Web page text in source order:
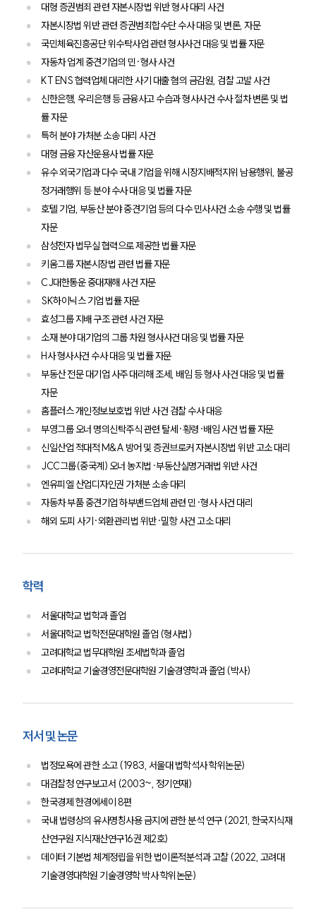
대형 증권범죄 관련 자본시장법 위반 형사 대리 사건
자본시장법 위반 관련 증권범죄합수단 수사 대응 및 변론, 자문
국민체육진흥공단 위수탁사업 관련 형사사건 대응 및 법률 자문
자동차 업계 중견기업의 민·형사 사건
KT ENS 협력업체 대리한 사기 대출 혐의 금감원, 검찰 고발 사건
신한은행, 우리은행 등 금융사고 수습과 형사사건 수사 절차 변론 및 법
률 자문
특허 분야 가처분 소송 대리 사건
대형 금융 자산운용사 법률 자문
유수 외국기업과 다수 국내 기업을 위해 시장지배적지위 남용행위, 불공
정거래행위 등 분야 수사 대응 및 법률 자문
호텔 기업, 부동산 분야 중견기업 등의 다수 민사사건 소송 수행 및 법률
자문
삼성전자 법무실 협력으로 제공한 법률 자문
키움그룹 자본시장법 관련 법률 자문
CJ대한통운 중대재해 사건 자문
SK하이닉스 기업 법률 자문
효성그룹 지배 구조 관련 사건 자문
소재 분야 대기업의 그룹 차원 형사사건 대응 및 법률 자문
H사 형사사건 수사 대응 및 법률 자문
부동산 전문 대기업 사주 대리해 조세, 배임 등 형사 사건 대응 및 법률
자문
홈플러스 개인정보보호법 위반 사건 검찰 수사 대응
부영그룹 오너 명의신탁주식 관련 탈세·횡령·배임 사건 법률 자문
신일산업 적대적 M&A 방어 및 증권브로커 자본시장법 위반 고소 대리
JCC그룹(중국계) 오너 농지법·부동산실명거래법 위반 사건
엔유피엘 산업디자인권 가처분 소송 대리
자동차 부품 중견기업 하부밴드업체 관련 민·형사 사건 대리
해외 도피 사기·외환관리법 위반·밀항 사건 고소 대리
학력
서울대학교 법학과 졸업
서울대학교 법학전문대학원 졸업 (형사법)
고려대학교 법무대학원 조세법학과 졸업
고려대학교 기술경영전문대학원 기술경영학과 졸업 (박사)
저서 및 논문
법정모욕에 관한 소고 (1983, 서울대 법학석사 학위논문)
대검찰청 연구보고서 (2003~, 정기연재)
한국경제 한경에세이 8편
국내 법령상의 유사명칭사용 금지에 관한 분석 연구 (2021, 한국지식재
산연구원 지식재산연구16권 제2호)
데이터 기본법 체계정립을 위한 법이론적분석과 고찰 (2022, 고려대
기술경영대학원 기술경영학 박사 학위논문)